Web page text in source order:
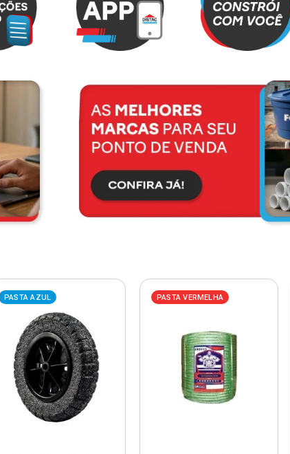
PASTA AZUL PASTA VERMELHA